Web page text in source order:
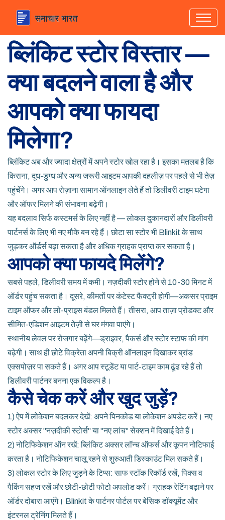
ब्लिंकिट स्टोर विस्तार —
क्या बदलने वाला है और
आपको क्या फायदा
मिलेगा?
ब्लिंकिट अब और ज्यादा क्षेत्रों में अपने स्टोर खोल रहा है। इसका मतलब है कि
किराना, दूध-डुग्ध और अन्य जरूरी आइटम आपकी दहलीज़ पर पहले से भी तेज़
पहुंचेंगे। अगर आप रोज़ाना सामान ऑनलाइन लेते हैं तो डिलीवरी टाइम घटेगा
और ऑफर मिलने की संभावना बढ़ेगी।
यह बदलाव सिर्फ कस्टमर्स के लिए नहीं है — लोकल दुकानदारों और डिलीवरी
पार्टनर्स के लिए भी नए मौके बन रहे हैं। छोटा सा स्टोर भी Blinkit के साथ
जुड़कर ऑर्डर्स बढ़ा सकता है और अधिक ग्राहक प्राप्त कर सकता है।
आपको क्या फायदे मिलेंगे?
सबसे पहले, डिलीवरी समय में कमी। नज़दीकी स्टोर होने से 10-30 मिनट में
ऑर्डर पहुंच सकता है। दूसरे, कीमतों पर कंटेस्ट फैक्ट्री होगी—अकसर प्राइम
टाइम ऑफर और लो-प्राइस बंडल मिलते हैं। तीसरा, आप ताज़ा प्रोडक्ट और
सीमित-एडिशन आइटम तेज़ी से घर मंगवा पाएंगे।
स्थानीय लेवल पर रोजगार बढ़ेंगे—ड्राइवर, पैकर्स और स्टोर स्टाफ की मांग
बढ़ेगी। साथ ही छोटे विक्रेता अपनी बिक्री ऑनलाइन दिखाकर ब्रांड
एक्सपोज़र पा सकते हैं। अगर आप स्टूडेंट या पार्ट-टाइम काम ढूंढ रहे हैं तो
डिलीवरी पार्टनर बनना एक विकल्प है।
कैसे चेक करें और खुद जुड़ें?
1) ऐप में लोकेशन बदलकर देखें: अपने पिनकोड या लोकेशन अपडेट करें। नए
स्टोर अक्सर "नज़दीकी स्टोर्स" या "नए लांच" सेक्शन में दिखाई देते हैं।
2) नोटिफिकेशन ऑन रखें: ब्लिंकिट अक्सर लॉन्च ऑफर्स और कूपन नोटिफाई
करता है। नोटिफिकेशन चालू रहने से शुरुआती डिस्काउंट मिल सकते हैं।
3) लोकल स्टोर के लिए जुड़ने के टिप्स: साफ स्टॉक रिकॉर्ड रखें, पिक्स व
पैकिंग सहज रखें और छोटी-छोटी फोटो अपलोड करें। ग्राहक रेटिंग बढ़ाने पर
ऑर्डर दोबारा आएंगे। Blinkit के पार्टनर पोर्टल पर बेसिक डॉक्यूमेंट और
इंटरनल ट्रेनिंग मिलते हैं।